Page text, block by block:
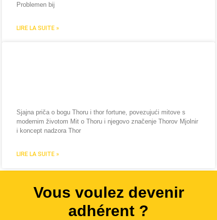
Problemen bij
LIRE LA SUITE »
Sjajna priča o bogu Thoru i thor fortune, povezujući mitove s
modernim životom Mit o Thoru i njegovo značenje Thorov Mjolnir
i koncept nadzora Thor
LIRE LA SUITE »
Vous voulez devenir
adhérent ?